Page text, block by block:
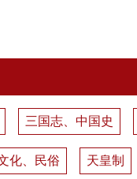
三国志、中国史
化、民俗 天皇制